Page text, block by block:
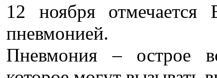
12 ноября
пневмонией.
Пневмония – острое